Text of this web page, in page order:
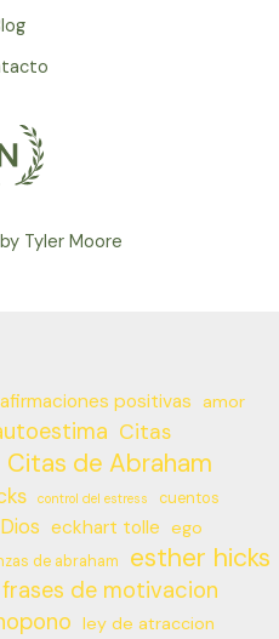
Tyler Moore
afirmaciones positivas
amor
Citas
Citas de Abraham
control del estress cuentos
Dios eckhart tolle ego
de abraham esther hicks
frases de motivacion
ley de atraccion